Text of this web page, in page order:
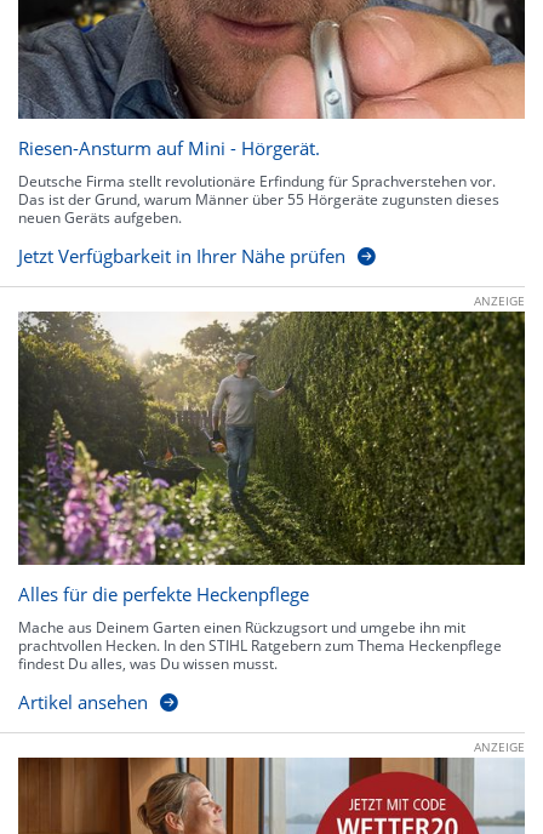
Riesen-Ansturm auf Mini - Hörgerät.
Deutsche Firma stellt revolutionäre Erfindung für Sprachverstehen vor.
Das ist der Grund, warum Männer über 55 Hörgeräte zugunsten dieses
neuen Geräts aufgeben.
Jetzt Verfügbarkeit in Ihrer Nähe prüfen
ANZEIGE
Alles für die perfekte Heckenpflege
Mache aus Deinem Garten einen Rückzugsort und umgebe ihn mit
prachtvollen Hecken. In den STIHL Ratgebern zum Thema Heckenpflege
findest Du alles, was Du wissen musst.
Artikel ansehen
ANZEIGE